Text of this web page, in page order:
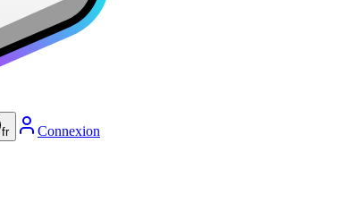
fr Connexion